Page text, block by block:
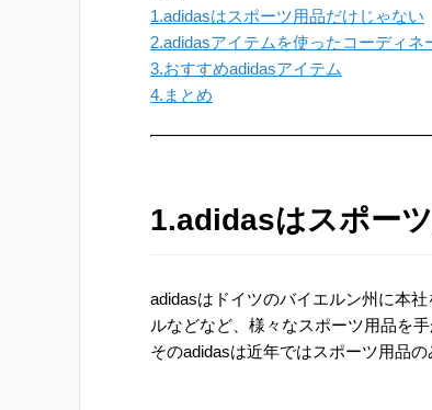
1.adidasはスポーツ用品だけじゃない
2.adidasアイテムを使ったコーディネ
3.おすすめadidasアイテム
4.まとめ
1.adidasはスポー
adidasはドイツのバイエルン州に本
ルなどなど、様々なスポーツ用品を
そのadidasは近年ではスポーツ用品